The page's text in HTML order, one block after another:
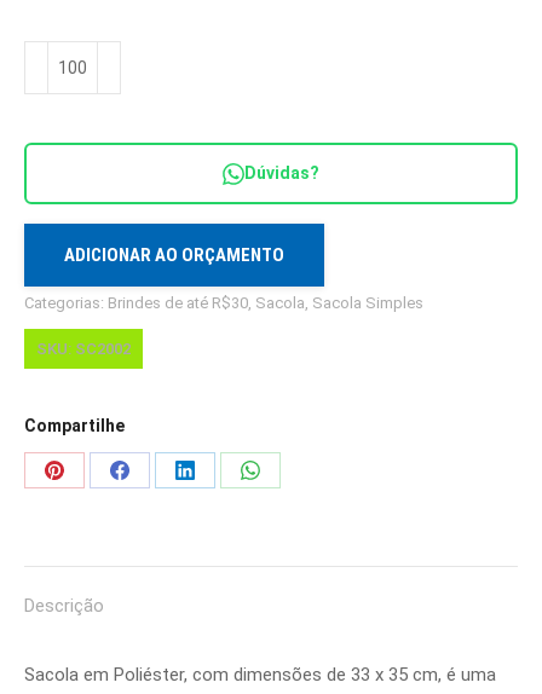
Sacola
Ref.
2002
Dúvidas?
ADICIONAR AO ORÇAMENTO
Categorias: Brindes de até R$30, Sacola, Sacola Simples
SKU: SC2002
Compartilhe
Share
Share
Share
Share
Descrição
Sacola em Poliéster, com dimensões de 33 x 35 cm, é uma